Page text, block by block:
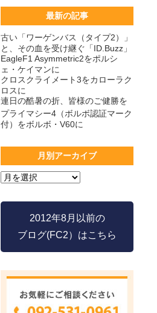
最新の記事
古い「ワーゲンバス（タイプ2）」
と、その血を受け継ぐ「ID.Buzz」
EagleF1 Asymmetric2をポルシ
ェ・ケイマンに
クロスクライメート3をカローラク
ロスに
連日の酷暑の折、皆様のご健勝を
プライマシー4（ボルボ認証マーク
付）をボルボ・V60に
月別アーカイブ
2012年8月以前の
ブログ(FC2）はこちら